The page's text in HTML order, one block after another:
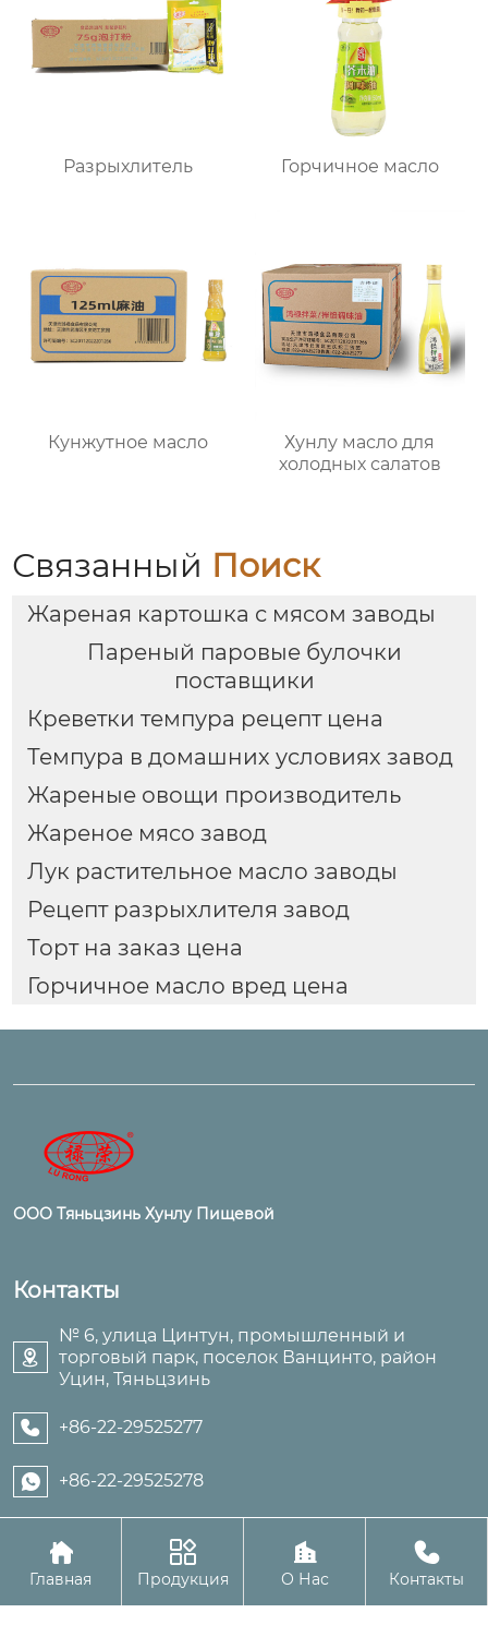
Разрыхлитель Горчичное масло
Кунжутное масло
Хунлу масло для
холодных салатов
Связанный Поиск
Жареная картошка с мясом заводы
Пареный паровые булочки
поставщики
Креветки темпура рецепт цена
Темпура в домашних условиях завод
Жареные овощи производитель
Жареное мясо завод
Лук растительное масло заводы
Рецепт разрыхлителя завод
Торт на заказ цена
Горчичное масло вред цена
ООО Тяньцзинь Хунлу Пищевой
Контакты

№ 6, улица Цинтун, промышленный и
торговый парк, поселок Ванцинто, район
Уцин, Тяньцзинь
 +86-22-29525277
 +86-22-29525278
Авторское право©ООО Тяньцзинь Хунлу Пищевой

Главная

Продукция

О Нас

Контакты